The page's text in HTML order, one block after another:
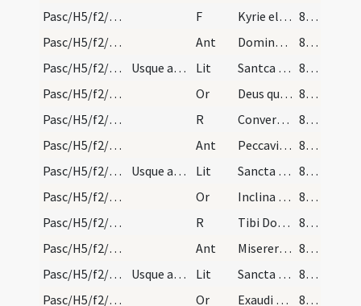
Pasc/H5/f2/Rogationes/Rogation Days/preces/1
F Kyrie eleison
847
Pasc/H5/f2/Rogationes/Rogation Days/procession/2
Ant Domine Deus virtutum
848 (245)
Pasc/H5/f2/Rogationes/Rogation Days/litany/1
Usque ad sanctum Simplicianum. Lit Santca Raphael
848 (245)
Pasc/H5/f2/Rogationes/Rogation Days/stational oration/2
Or Deus qui ad ineffabilis ... mentibus exequamur.
848 (245)
Pasc/H5/f2/Rogationes/Rogation Days/procession/1
R Convertimini ad me dicit
849 (246)
Pasc/H5/f2/Rogationes/Rogation Days/procession/3
Ant Peccavimus ante
849 (246)
Pasc/H5/f2/Rogationes/Rogation Days/litany/2
Usque ad sanctum Carpoforum. Lit Sancta Maria
849 (246)
Pasc/H5/f2/Rogationes/Rogation Days/stational oration/3
Or Inclina Domine...consequi mereamur.
849 (246)
Pasc/H5/f2/Rogationes/Rogation Days/procession/2
R Tibi Domine
849 (246)
Pasc/H5/f2/Rogationes/Rogation Days/procession/4
Ant Misereris omnium
849 (246)
Pasc/H5/f2/Rogationes/Rogation Days/litany/3
Usque ad sanctum Protasium in campo. Lit Sancta Maria
849 (246)
Pasc/H5/f2/Rogationes/Rogation Days/stational oration/4
Or Exaudi nos...diaboli capiamur.
850 (247)